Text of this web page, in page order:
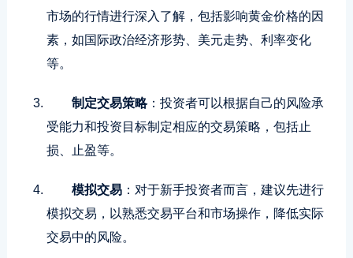
市场的行情进行深入了解，包括影响黄金价格的因
素，如国际政治经济形势、美元走势、利率变化
等。
制定交易策略：投资者可以根据自己的风险承
受能力和投资目标制定相应的交易策略，包括止
损、止盈等。
模拟交易：对于新手投资者而言，建议先进行
模拟交易，以熟悉交易平台和市场操作，降低实际
交易中的风险。